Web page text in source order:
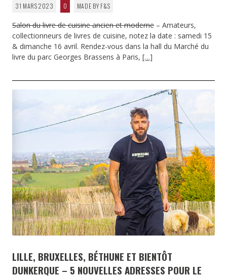
31 MARS 2023 0 MADE BY F&S
Salon du livre de cuisine ancien et moderne – Amateurs,
collectionneurs de livres de cuisine, notez la date : samedi 15
& dimanche 16 avril. Rendez-vous dans la hall du Marché du
livre du parc Georges Brassens à Paris, […]
LILLE, BRUXELLES, BÉTHUNE ET BIENTÔT
DUNKERQUE – 5 NOUVELLES ADRESSES POUR LE